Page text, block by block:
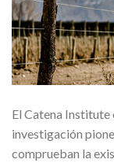
El Catena Institute
investigación
comprueban la